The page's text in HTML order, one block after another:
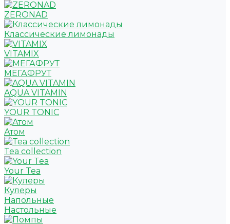
ZERONAD
Классические лимонады
VITAMIX
МЕГАФРУТ
AQUA VITAMIN
YOUR TONIC
Атом
Tea collection
Your Tea
Кулеры
Напольные
Настольные